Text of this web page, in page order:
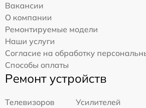
Вакансии
О компании
Ремонтируемые модели
Наши услуги
Согласие на обработку
Способы оплаты
Ремонт устройств
Телевизоров
Усилителей